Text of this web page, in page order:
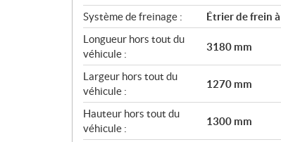
Système de freinage :
Étrier de frein
Longueur hors tout du
véhicule :
3180 mm
Largeur hors tout du
véhicule :
1270 mm
Hauteur hors tout du
véhicule :
1300 mm